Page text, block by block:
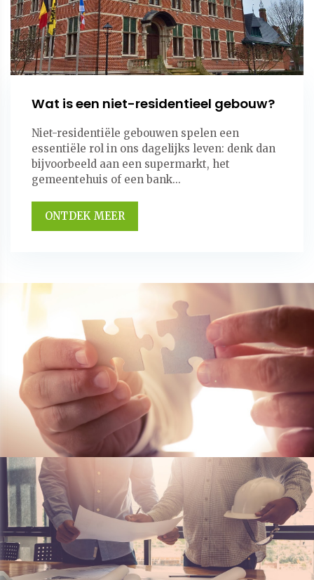
Wat is een niet-residentieel gebouw?
Niet-residentiële gebouwen spelen een
essentiële rol in ons dagelijks leven: denk dan
bijvoorbeeld aan een supermarkt, het
gemeentehuis of een bank...
ONTDEK MEER